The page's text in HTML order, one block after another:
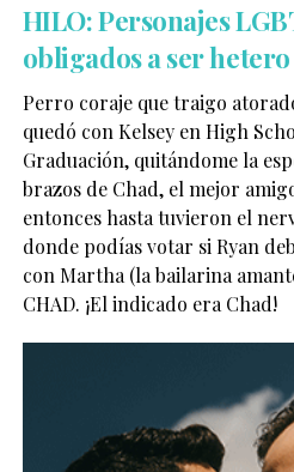
HILO: Personajes
obligados a ser hetero
Perro coraje que traigo
quedó con Kelsey en High
Graduación, quitándome la
brazos de Chad, el mejor
entonces hasta tuvieron el
donde podías votar si Ryan
con Martha (la bailarina
CHAD. ¡El indicado era Chad!